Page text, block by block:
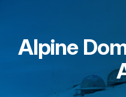
Alpine